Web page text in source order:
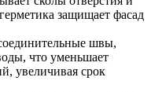
защищает фасад
швы,
что уменьшает
увеличивая срок